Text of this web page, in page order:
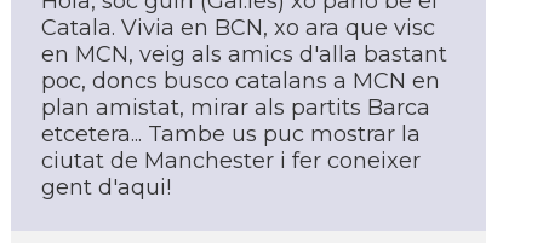
Catala. Vivia en BCN, xo ara que visc
en MCN, veig als amics d'alla bastant
poc, doncs busco catalans a MCN en
plan amistat, mirar als partits Barca
etcetera... Tambe us puc mostrar la
ciutat de Manchester i fer coneixer
gent d'aqui!